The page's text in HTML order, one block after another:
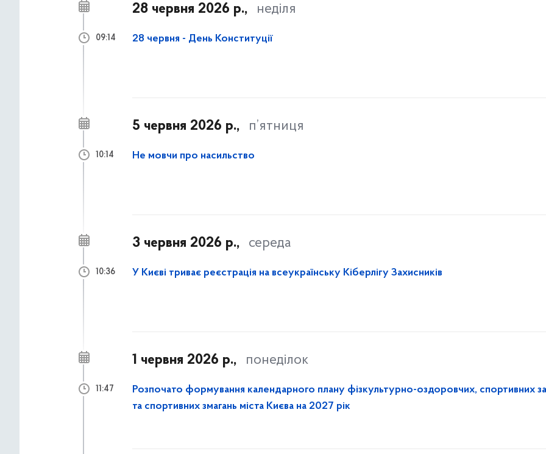
28 червня 2026 р., неділя
28 червня - День Конституції
09:14
5 червня 2026 р., п’ятниця
Не мовчи про насильство
10:14
3 червня 2026 р., середа
У Києві триває реєстрація на всеукраїнську Кіберлігу Захисників
10:36
1 червня 2026 р., понеділок
Розпочато формування календарного плану фізкультурно-оздоровчих, спортивних
та спортивних змагань міста Києва на 2027 рік
11:47